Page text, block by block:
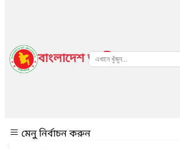
বাংলাদেশ জাতীয় তথ্য বাতায়ন
মেনু নির্বাচন করুন